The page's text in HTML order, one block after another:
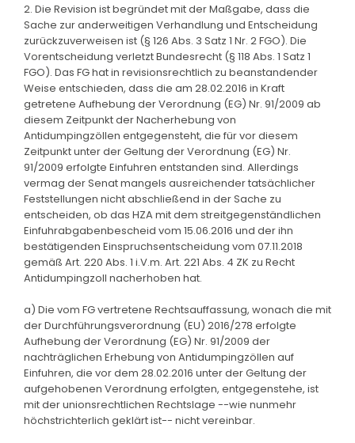
2. Die Revision ist begründet mit der Maßgabe, dass die
Sache zur anderweitigen Verhandlung und Entscheidung
zurückzuverweisen ist (§ 126 Abs. 3 Satz 1 Nr. 2 FGO). Die
Vorentscheidung verletzt Bundesrecht (§ 118 Abs. 1 Satz 1
FGO). Das FG hat in revisionsrechtlich zu beanstandender
Weise entschieden, dass die am 28.02.2016 in Kraft
getretene Aufhebung der Verordnung (EG) Nr. 91/2009 ab
diesem Zeitpunkt der Nacherhebung von
Antidumpingzöllen entgegensteht, die für vor diesem
Zeitpunkt unter der Geltung der Verordnung (EG) Nr.
91/2009 erfolgte Einfuhren entstanden sind. Allerdings
vermag der Senat mangels ausreichender tatsächlicher
Feststellungen nicht abschließend in der Sache zu
entscheiden, ob das HZA mit dem streitgegenständlichen
Einfuhrabgabenbescheid vom 15.06.2016 und der ihn
bestätigenden Einspruchsentscheidung vom 07.11.2018
gemäß Art. 220 Abs. 1 i.V.m. Art. 221 Abs. 4 ZK zu Recht
Antidumpingzoll nacherhoben hat.
a) Die vom FG vertretene Rechtsauffassung, wonach die mit
der Durchführungsverordnung (EU) 2016/278 erfolgte
Aufhebung der Verordnung (EG) Nr. 91/2009 der
nachträglichen Erhebung von Antidumpingzöllen auf
Einfuhren, die vor dem 28.02.2016 unter der Geltung der
aufgehobenen Verordnung erfolgten, entgegenstehe, ist
mit der unionsrechtlichen Rechtslage --wie nunmehr
höchstrichterlich geklärt ist-- nicht vereinbar.